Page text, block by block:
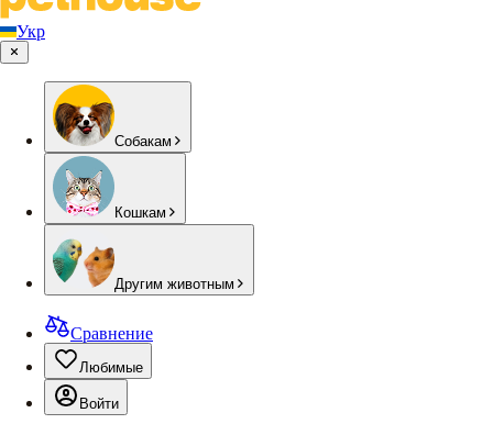
Укр
Собакам
Кошкам
Другим животным
Сравнение
Любимые
Войти